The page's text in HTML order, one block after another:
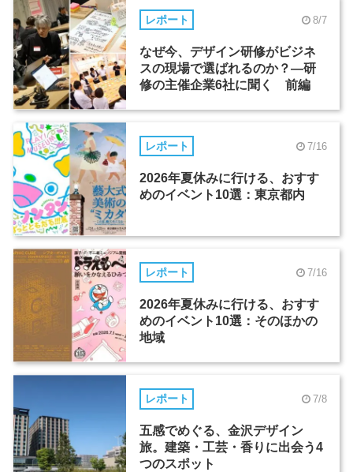
レポート 8/7
なぜ今、デザイン研修がビジネ
スの現場で選ばれるのか？―研
修の主催企業6社に聞く 前編
レポート 7/16
2026年夏休みに行ける、おすす
めのイベント10選：東京都内
レポート 7/16
2026年夏休みに行ける、おすす
めのイベント10選：そのほかの
地域
レポート 7/8
五感でめぐる、金沢デザイン
旅。建築・工芸・香りに出会う4
つのスポット